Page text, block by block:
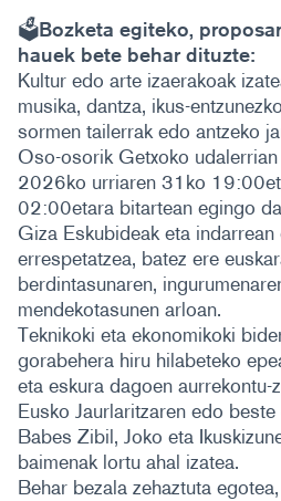
🗳️Bozketa egiteko,
hauek bete behar dituzte:
Kultur edo arte izaerakoak
musika, dantza, ikus-
sormen tailerrak edo antzeko
Oso-osorik Getxoko udalerrian
2026ko urriaren 31ko
02:00etara bitartean egingo
Giza Eskubideak eta
errespetatzea, batez ere
berdintasunaren,
mendekotasunen arloan.
Teknikoki eta ekonomikoki
gorabehera hiru hilabeteko
eta eskura dagoen aurrekontu-
Eusko Jaurlaritzaren edo
Babes Zibil, Joko eta
baimenak lortu ahal izatea.
Behar bezala zehaztuta